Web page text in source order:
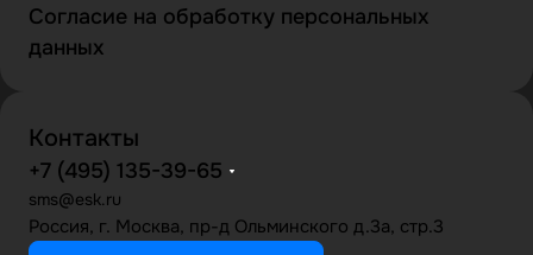
Согласие на обработку персональных
данных
Контакты
+7 (495) 135-39-65
sms@esk.ru
Россия, г. Москва, пр-д Ольминского д.3а, стр.3